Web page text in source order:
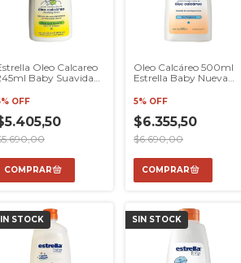
Oleo Calcareo
Baby Suavidad
OFF
Oleo Calcáreo 500ml
Estrella Baby Nueva
5% OFF
$6.355,50
$6.690,00
STOCK SIN STOCK